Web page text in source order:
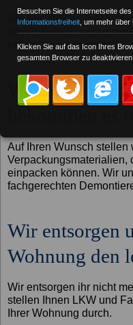
Wir besichtigen Ihr
unverbindlich und
einen Umzugstermin!
Was auch
Auf Ihren Wunsch stellen
Verpackungsmaterialien,
einpacken können. Wir
fachgerechten
Wir entsorgen
Wohnung den
Wir entsorgen ihr nicht
stellen Ihnen LKW und
Ihrer Wohnung durch.
Besuchen Sie die Internetseite des
Informationsfreiheit , um mehr
Klicken Sie auf das Icon Ihres
gesamten Browser zu